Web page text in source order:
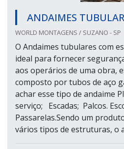
ANDAIMES
WORLD MONTAGENS / SUZANO - SP
O Andaimes tubulares com
ideal para fornecer
aos operários de uma obra,
composto por tubos de aço
achar esse tipo de andaime
serviço; Escadas; Palcos.
Passarelas.Sendo um
vários tipos de estruturas, o